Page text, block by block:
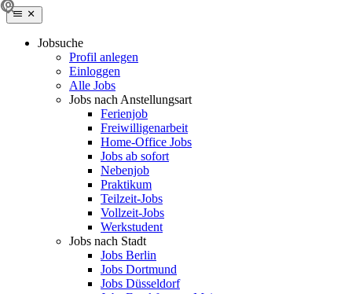
Jobsuche
Profil anlegen
Einloggen
Alle Jobs
Jobs nach Anstellungsart
Ferienjob
Freiwilligenarbeit
Home-Office Jobs
Jobs ab sofort
Nebenjob
Praktikum
Teilzeit-Jobs
Vollzeit-Jobs
Werkstudent
Jobs nach Stadt
Jobs Berlin
Jobs Dortmund
Jobs Düsseldorf